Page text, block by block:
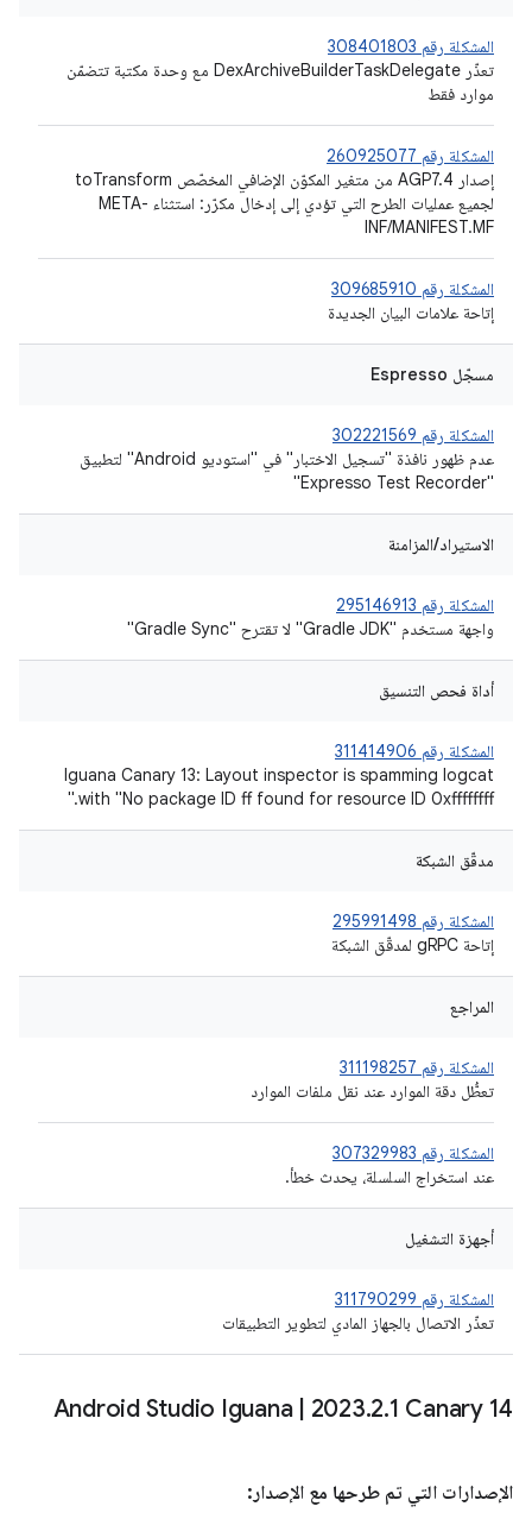
المشكلة رقم 308401803
تعذّر DexArchiveBuilderTaskDelegate مع وحدة مكتبة تتضمّن
موارد فقط
المشكلة رقم 260925077
إصدار AGP7.4 من متغير المكوّن الإضافي المخصّص toTransform
لجميع عمليات الطرح التي تؤدي إلى إدخال مكرّر: استثناء META-
INF/MANIFEST.MF
المشكلة رقم 309685910
إتاحة علامات البيان الجديدة
مسجّل Espresso
المشكلة رقم 302221569
عدم ظهور نافذة "تسجيل الاختبار" في "استوديو Android" لتطبيق
"Expresso Test Recorder"
الاستيراد/المزامنة
المشكلة رقم 295146913
واجهة مستخدم "Gradle JDK" لا تقترح "Gradle Sync"
أداة فحص التنسيق
المشكلة رقم 311414906
Iguana Canary 13: Layout inspector is spamming logcat
with "No package ID ff found for resource ID 0xffffffff."
مدقّق الشبكة
المشكلة رقم 295991498
إتاحة gRPC لمدقّق الشبكة
المراجع
المشكلة رقم 311198257
تعطُّل دقة الموارد عند نقل ملفات الموارد
المشكلة رقم 307329983
عند استخراج السلسلة، يحدث خطأ.
أجهزة التشغيل
المشكلة رقم 311790299
تعذّر الاتصال بالجهاز المادي لتطوير التطبيقات
Android Studio Iguana 2023.2.1 Canary 14
الإصدارات التي تم طرحها مع الإصدار: